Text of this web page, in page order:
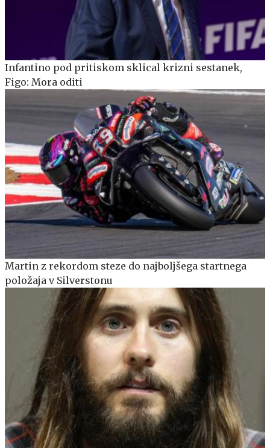
Infantino pod pritiskom sklical krizni sestanek,
Figo: Mora oditi
Martin z rekordom steze do najboljšega startnega
položaja v Silverstonu